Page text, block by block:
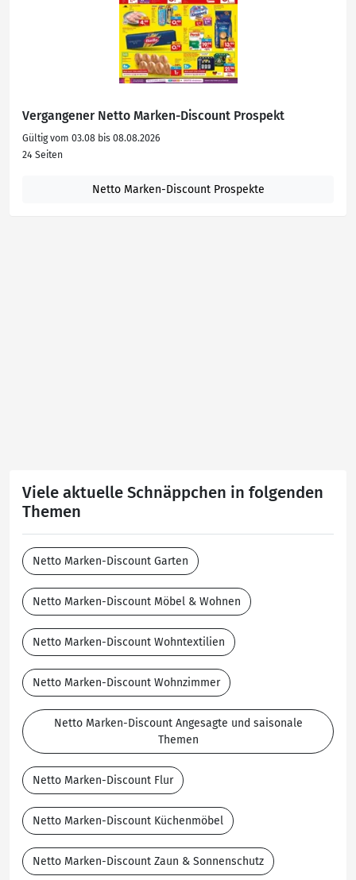
Vergangener Netto Marken-Discount Prospekt
Gültig vom 03.08 bis 08.08.2026
24 Seiten
Netto Marken-Discount Prospekte
Viele aktuelle Schnäppchen in folgenden
Themen
Netto Marken-Discount Garten
Netto Marken-Discount Möbel & Wohnen
Netto Marken-Discount Wohntextilien
Netto Marken-Discount Wohnzimmer
Netto Marken-Discount Angesagte und saisonale
Themen
Netto Marken-Discount Flur
Netto Marken-Discount Küchenmöbel
Netto Marken-Discount Zaun & Sonnenschutz